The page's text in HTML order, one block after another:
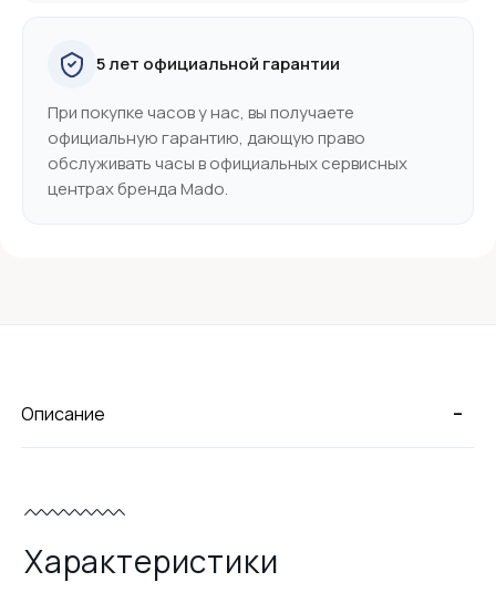
5 лет официальной гарантии
При покупке часов у нас, вы получаете
официальную гарантию, дающую право
обслуживать часы в официальных сервисных
центрах бренда Mado.
-
Описание
Характеристики